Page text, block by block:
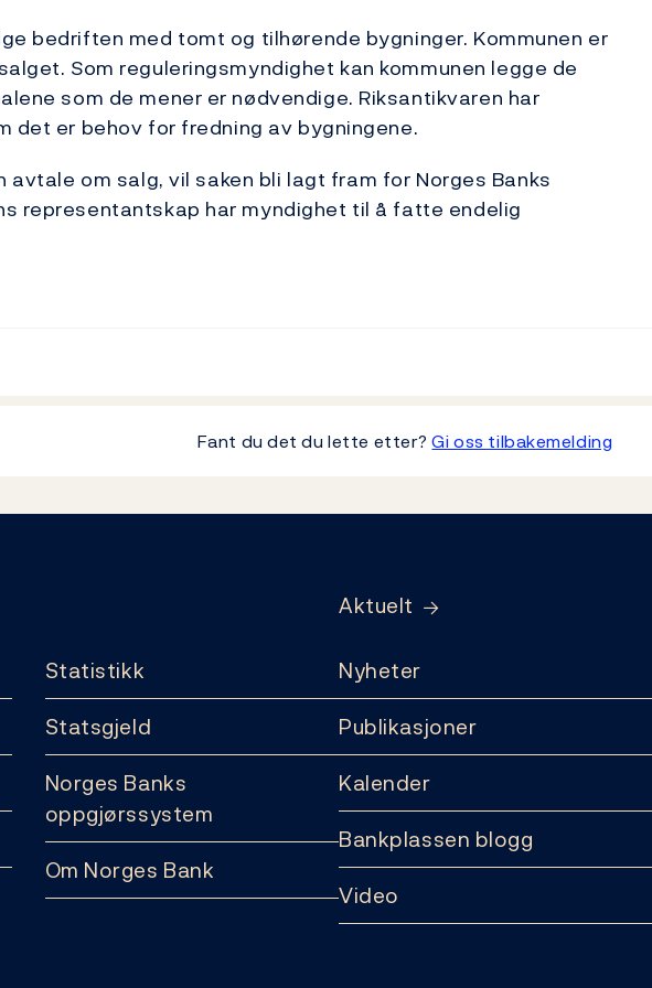
bedriften med tomt og tilhørende bygninger. Kommunen er
Som reguleringsmyndighet kan kommunen legge de
som de mener er nødvendige. Riksantikvaren har
det er behov for fredning av bygningene.
avtale om salg, vil saken bli lagt fram for Norges Banks
representantskap har myndighet til å fatte endelig
Fant du det du lette etter?Gi oss tilbakemelding
Statistikk
Statsgjeld
Norges Banks
oppgjørssystem
Om Norges Bank
Aktuelt
Nyheter
Publikasjoner
Kalender
Bankplassen blogg
Video